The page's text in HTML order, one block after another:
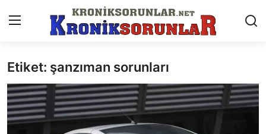
Anasayfa
Markalar
İletişim
Etiket: şanzıman sorunları